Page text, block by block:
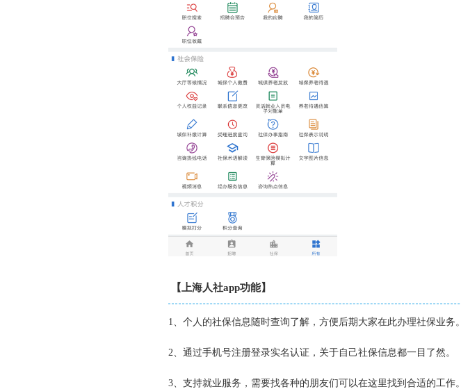
【上海人社app功能】
1、个人的社保信息随时查询了解，方便后期大家在此办理社保业务。
2、通过手机号注册登录实名认证，关于自己社保信息都一目了然。
3、支持就业服务，需要找各种的朋友们可以在这里找到合适的工作。